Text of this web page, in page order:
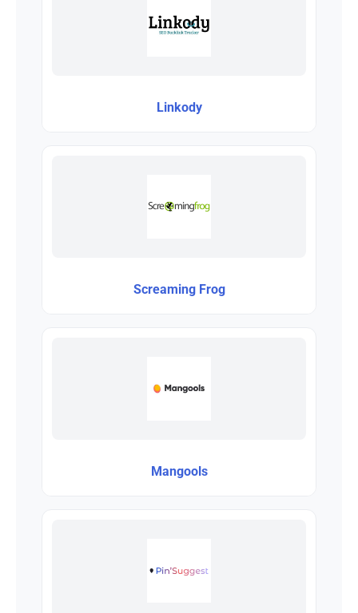
Linkody
Screaming Frog
Mangools